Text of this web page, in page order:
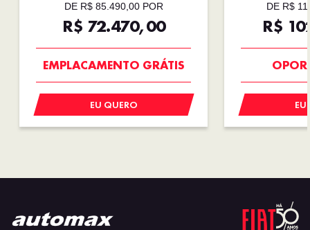
DE R$ 85.490,00 POR
R$ 72.470,00
EMPLACAMENTO GRÁTIS
EU QUERO
DE R$
R$
EU